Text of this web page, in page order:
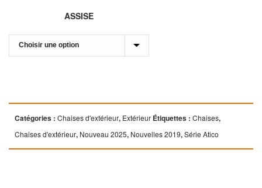
ASSISE
Catégories : Chaises d'extérieur, Extérieur Étiquettes : Chaises,
Chaises d'extérieur, Nouveau 2025, Nouvelles 2019,Série Atico